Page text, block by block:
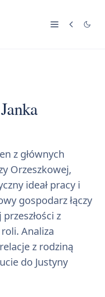
z głównych
Orzeszkowej,
ideał pracy i
gospodarz łączy
z
Analiza
z rodziną
do Justyny